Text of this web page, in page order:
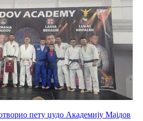
пету џудо Академију Мајдов